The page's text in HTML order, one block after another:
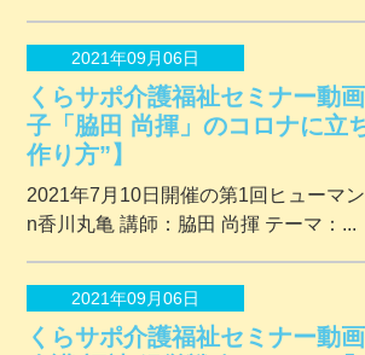
2021年09月06日
くらサポ介護福祉セミナー動
子「脇田 尚揮」のコロナに立
作り方”】
2021年7月10日開催の第1回ヒューマ
n香川丸亀 講師：脇田 尚揮 テーマ：...
2021年09月06日
くらサポ介護福祉セミナー動